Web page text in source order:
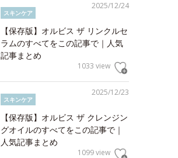
2025/12/24
スキンケア
【保存版】オルビス ザ リンクルセ
ラムのすべてをこの記事で｜人気
記事まとめ
1033 view
2025/12/23
スキンケア
【保存版】オルビス ザ クレンジン
グオイルのすべてをこの記事で｜
人気記事まとめ
1099 view